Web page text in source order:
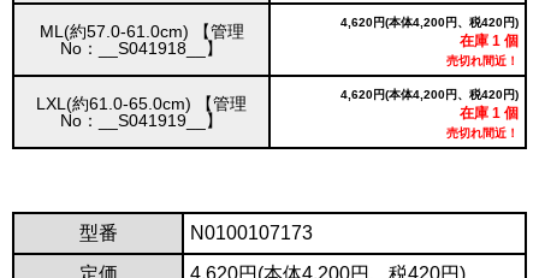
ML(約57.0-61.0cm) 【管理
No：__S041918__】
4,620円(本体4,200円、税420円)
在庫 1 個
売切れ間近！
LXL(約61.0-65.0cm) 【管理
No：__S041919__】
4,620円(本体4,200円、税420円)
在庫 1 個
売切れ間近！
型番
N0100107173